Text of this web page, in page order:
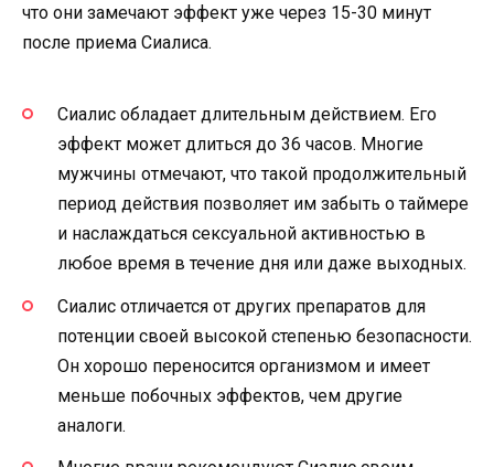
что они замечают эффект уже через 15-30 минут
после приема Сиалиса.
Сиалис обладает длительным действием. Его
эффект может длиться до 36 часов. Многие
мужчины отмечают, что такой продолжительный
период действия позволяет им забыть о таймере
и наслаждаться сексуальной активностью в
любое время в течение дня или даже выходных.
Сиалис отличается от других препаратов для
потенции своей высокой степенью безопасности.
Он хорошо переносится организмом и имеет
меньше побочных эффектов, чем другие
аналоги.